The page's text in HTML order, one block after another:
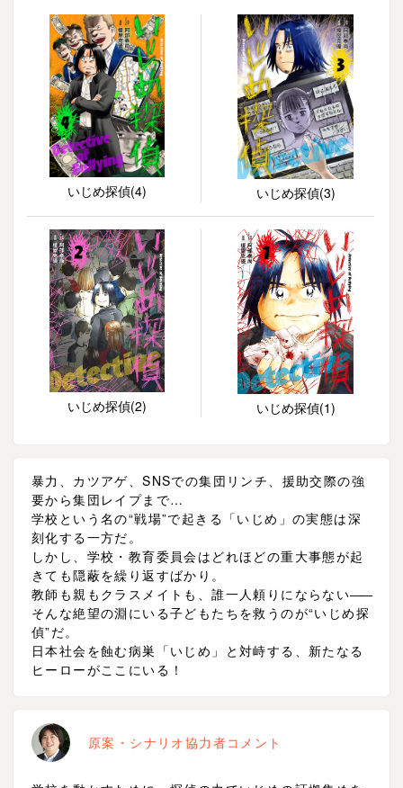
いじめ探偵(4) いじめ探偵(3)
いじめ探偵(2) いじめ探偵(1)
暴力、カツアゲ、SNSでの集団リンチ、援助交際の強
要から集団レイプまで…
学校という名の“戦場”で起きる「いじめ」の実態は深
刻化する一方だ。
しかし、学校・教育委員会はどれほどの重大事態が起
きても隠蔽を繰り返すばかり。
教師も親もクラスメイトも、誰一人頼りにならない――
そんな絶望の淵にいる子どもたちを救うのが“いじめ探
偵”だ。
日本社会を蝕む病巣「いじめ」と対峙する、新たなる
ヒーローがここにいる！
原案・シナリオ協力者コメント